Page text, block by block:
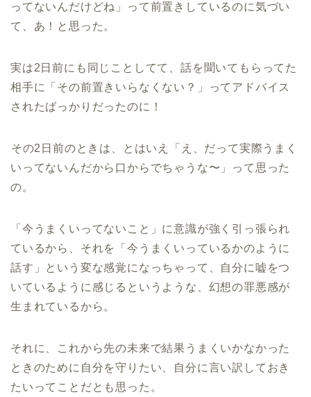
ってないんだけどね」って前置きしているのに気づい
て、あ！と思った。
実は2日前にも同じことしてて、話を聞いてもらってた
相手に「その前置きいらなくない？」ってアドバイス
されたばっかりだったのに！
⁡その2日前のときは、とはいえ「え、だって実際うまく
いってないんだから口からでちゃうな〜」って思った
の。
「今うまくいってないこと」に意識が強く引っ張られ
ているから、それを「今うまくいっているかのように
話す」という変な感覚になっちゃって、自分に嘘をつ
いているように感じるというような、幻想の罪悪感が
生まれているから。
それに、これから先の未来で結果うまくいかなかった
ときのために自分を守りたい、自分に言い訳しておき
たいってことだとも思った。